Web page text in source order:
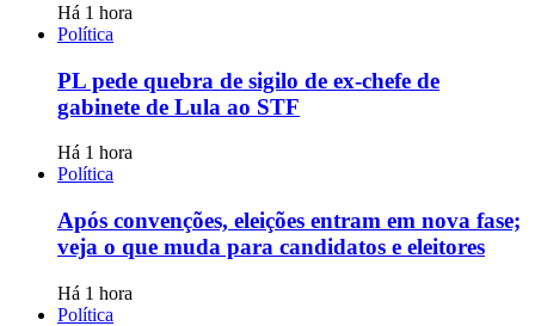
Há 1 hora
Política
PL pede quebra de sigilo de ex-chefe de
gabinete de Lula ao STF
Há 1 hora
Política
Após convenções, eleições entram em nova fase;
veja o que muda para candidatos e eleitores
Há 1 hora
Política